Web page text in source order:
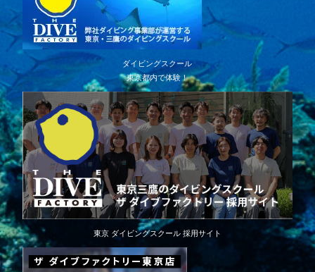
ダイビングスクール
東京都内で体験！
東京 ダイビングスクール 採用サイト